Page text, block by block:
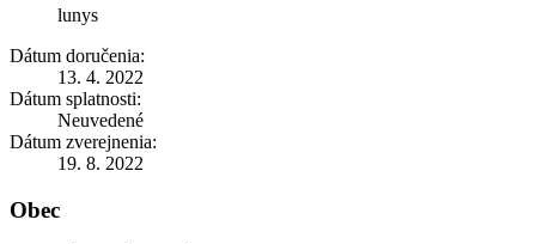
lunys
Dátum doručenia:
13. 4. 2022
Dátum splatnosti:
Neuvedené
Dátum zverejnenia:
19. 8. 2022
Obec